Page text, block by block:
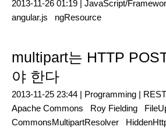
2013-11-26 01:19 | JavaScript/
angular.js
ngResource
multipart는 HTTP
야 한다
2013-11-25 23:44 | Programming | REST
Apache Commons
Roy Fielding
CommonsMultipartResolver